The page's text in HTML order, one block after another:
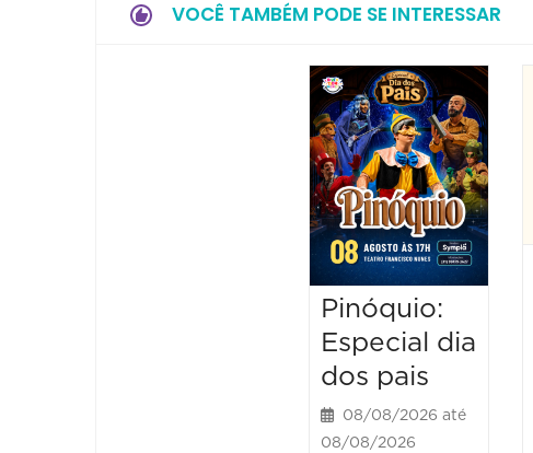
VOCÊ TAMBÉM PODE SE INTERESSAR
Pinóquio:
Especial dia
dos pais
08/08/2026 até
08/08/2026